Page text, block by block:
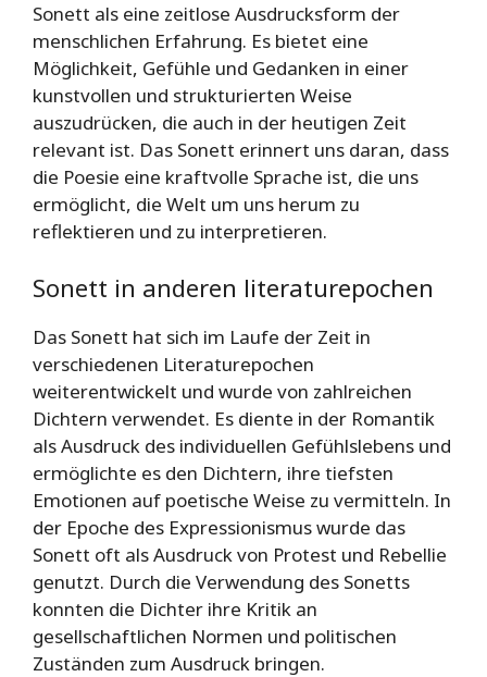
Sonett als eine zeitlose Ausdrucksform der
menschlichen Erfahrung. Es bietet eine
Möglichkeit, Gefühle und Gedanken in einer
kunstvollen und strukturierten Weise
auszudrücken, die auch in der heutigen Zeit
relevant ist. Das Sonett erinnert uns daran, dass
die Poesie eine kraftvolle Sprache ist, die uns
ermöglicht, die Welt um uns herum zu
reflektieren und zu interpretieren.
Sonett in anderen literaturepochen
Das Sonett hat sich im Laufe der Zeit in
verschiedenen Literaturepochen
weiterentwickelt und wurde von zahlreichen
Dichtern verwendet. Es diente in der Romantik
als Ausdruck des individuellen Gefühlslebens und
ermöglichte es den Dichtern, ihre tiefsten
Emotionen auf poetische Weise zu vermitteln. In
der Epoche des Expressionismus wurde das
Sonett oft als Ausdruck von Protest und Rebellie
genutzt. Durch die Verwendung des Sonetts
konnten die Dichter ihre Kritik an
gesellschaftlichen Normen und politischen
Zuständen zum Ausdruck bringen.